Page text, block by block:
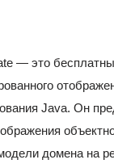
— это
Java. Он
домена на